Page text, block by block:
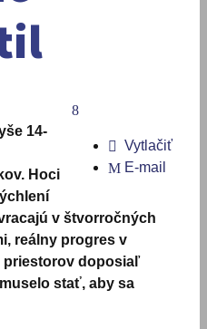
Vytlačiť
E-mail
14-
Hoci
v štvorročných
reálny progres v
priestorov doposiaľ
stať, aby sa